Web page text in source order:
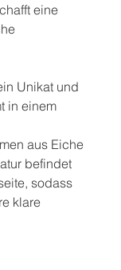
eine
Unikat und
in einem
aus Eiche
befindet
sodass
klare